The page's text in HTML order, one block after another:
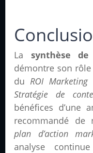
La synthèse de
démontre son
du ROI Marketing
Stratégie de
bénéfices d’une
recommandé de
plan d’action
analyse